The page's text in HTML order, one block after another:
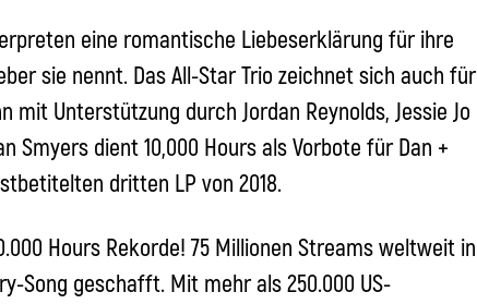
eine romantische Liebeserklärung für ihre
sie nennt. Das All-Star Trio zeichnet sich auch für
Unterstützung durch Jordan Reynolds, Jessie Jo
Smyers dient 10,000 Hours als Vorbote für Dan +
dritten LP von 2018.
Hours Rekorde! 75 Millionen Streams weltweit in
Song geschafft. Mit mehr als 250.000 US-